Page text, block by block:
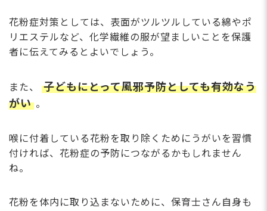
花粉症対策としては、表面がツルツルしている綿やポ
リエステルなど、化学繊維の服が望ましいことを保護
者に伝えてみるとよいでしょう。
また、
子どもにとって風邪予防としても有効なう
がい 。
喉に付着している花粉を取り除くためにうがいを習慣
付ければ、花粉症の予防につながるかもしれません
ね。
花粉を体内に取り込まないために、保育士さん自身も